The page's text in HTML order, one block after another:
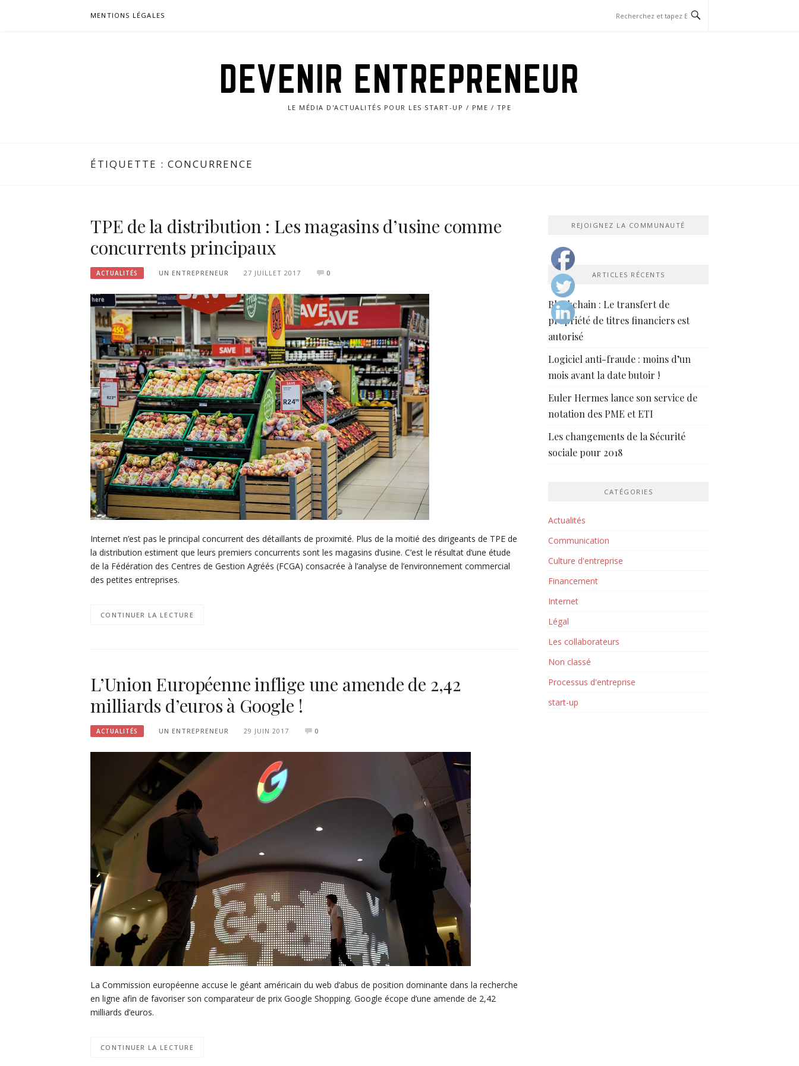
MENTIONS LÉGALES
DEVENIR ENTREPRENEUR
LE MÉDIA D'ACTUALITÉS POUR LES START-UP / PME / TPE
ÉTIQUETTE : CONCURRENCE
TPE de la distribution : Les magasins d’usine comme
concurrents principaux
ACTUALITÉS UN ENTREPRENEUR 27 JUILLET 2017 0
Internet n’est pas le principal concurrent des détaillants de proximité. Plus de la moitié des dirigeants de TPE de
la distribution estiment que leurs premiers concurrents sont les magasins d’usine. C’est le résultat d’une étude
de la Fédération des Centres de Gestion Agréés (FCGA) consacrée à l’analyse de l’environnement commercial
des petites entreprises.
CONTINUER LA LECTURE
L’Union Européenne inflige une amende de 2,42
milliards d’euros à Google !
ACTUALITÉS UN ENTREPRENEUR 29 JUIN 2017 0
La Commission européenne accuse le géant américain du web d’abus de position dominante dans la recherche
en ligne afin de favoriser son comparateur de prix Google Shopping. Google écope d’une amende de 2,42
milliards d’euros.
CONTINUER LA LECTURE
REJOIGNEZ LA COMMUNAUTÉ
ARTICLES RÉCENTS
Blockchain : Le transfert de
propriété de titres financiers est
autorisé
Logiciel anti-fraude : moins d’un
mois avant la date butoir !
Euler Hermes lance son service de
notation des PME et ETI
Les changements de la Sécurité
sociale pour 2018
CATÉGORIES
Actualités
Communication
Culture d'entreprise
Financement
Internet
Légal
Les collaborateurs
Non classé
Processus d'entreprise
start-up